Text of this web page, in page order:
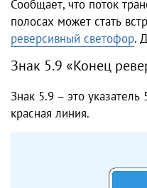
Сообщает, что поток
полосах может стать
реверсивный светофор.
Знак 5.9 «Конец
Знак 5.9 – это
красная линия.